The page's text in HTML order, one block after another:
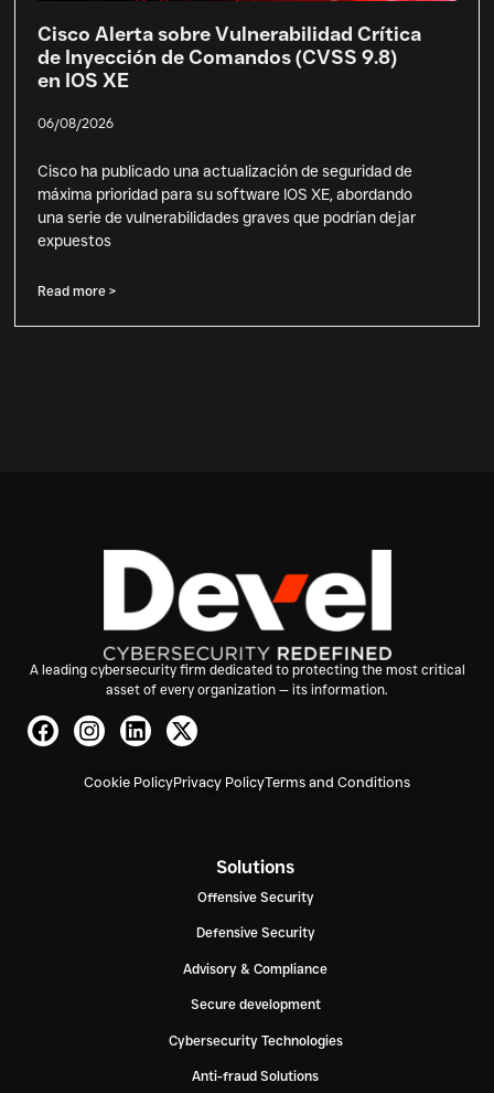
Cisco Alerta sobre Vulnerabilidad Crítica
de Inyección de Comandos (CVSS 9.8)
en IOS XE
06/08/2026
Cisco ha publicado una actualización de seguridad de
máxima prioridad para su software IOS XE, abordando
una serie de vulnerabilidades graves que podrían dejar
expuestos
Read more >
A leading cybersecurity firm dedicated to protecting the most critical
asset of every organization — its information.
Cookie PolicyPrivacy PolicyTerms and Conditions
Solutions
Offensive Security
Defensive Security
Advisory & Compliance
Secure development
Cybersecurity Technologies
Anti-fraud Solutions